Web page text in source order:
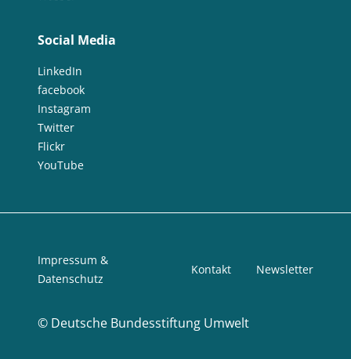
Social Media
LinkedIn
facebook
Instagram
Twitter
Flickr
YouTube
© Deutsche Bundesstiftung Umwelt
Impressum &
Datenschutz
Kontakt Newsletter